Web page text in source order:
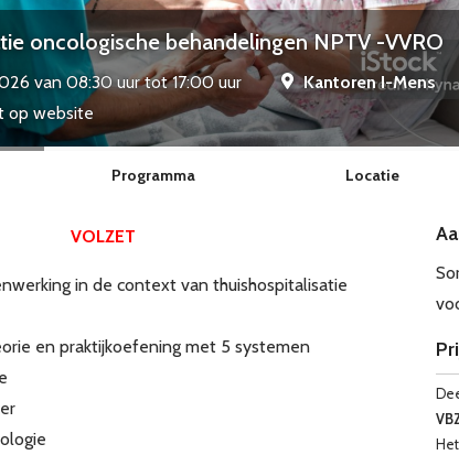
oncologische behandelingen NPTV -VVRO
van 08:30 uur tot 17:00 uur
Kantoren I-Mens
op website
Programma Locatie
VOLZET
in de context van thuishospitalisatie
en praktijkoefening met 5 systemen